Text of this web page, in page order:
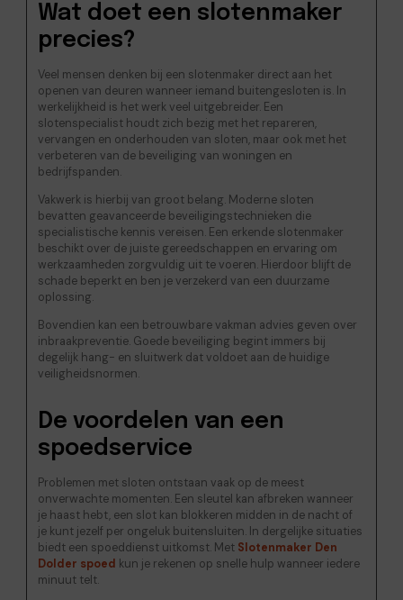
Wat doet een slotenmaker
precies?
Veel mensen denken bij een slotenmaker direct aan het
openen van deuren wanneer iemand buitengesloten is. In
werkelijkheid is het werk veel uitgebreider. Een
slotenspecialist houdt zich bezig met het repareren,
vervangen en onderhouden van sloten, maar ook met het
verbeteren van de beveiliging van woningen en
bedrijfspanden.
Vakwerk is hierbij van groot belang. Moderne sloten
bevatten geavanceerde beveiligingstechnieken die
specialistische kennis vereisen. Een erkende slotenmaker
beschikt over de juiste gereedschappen en ervaring om
werkzaamheden zorgvuldig uit te voeren. Hierdoor blijft de
schade beperkt en ben je verzekerd van een duurzame
oplossing.
Bovendien kan een betrouwbare vakman advies geven over
inbraakpreventie. Goede beveiliging begint immers bij
degelijk hang- en sluitwerk dat voldoet aan de huidige
veiligheidsnormen.
De voordelen van een
spoedservice
Problemen met sloten ontstaan vaak op de meest
onverwachte momenten. Een sleutel kan afbreken wanneer
je haast hebt, een slot kan blokkeren midden in de nacht of
je kunt jezelf per ongeluk buitensluiten. In dergelijke situaties
biedt een spoeddienst uitkomst. Met Slotenmaker Den
Dolder spoed kun je rekenen op snelle hulp wanneer iedere
minuut telt.